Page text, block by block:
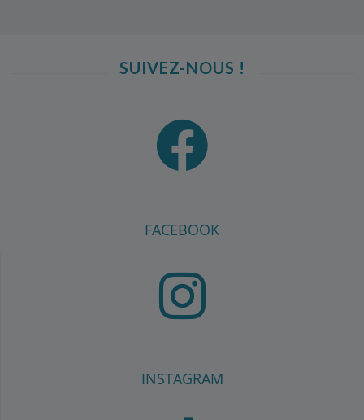
SUIVEZ-NOUS !
FACEBOOK
INSTAGRAM